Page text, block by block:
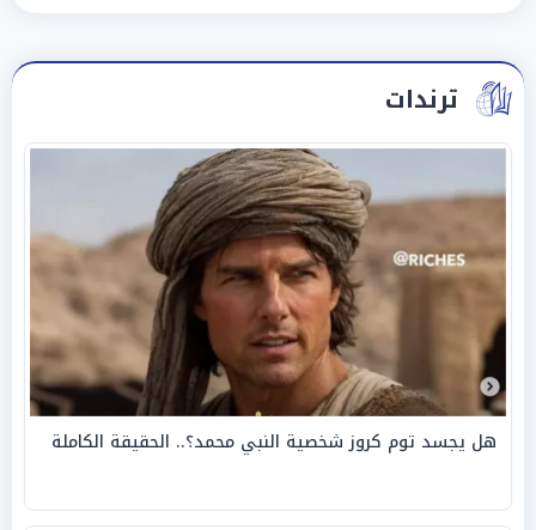
ترندات
هل يجسد توم كروز شخصية النبي محمد؟.. الحقيقة الكاملة